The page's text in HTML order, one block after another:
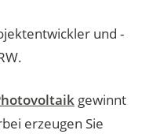
und -
gewinnt
erzeugen Sie